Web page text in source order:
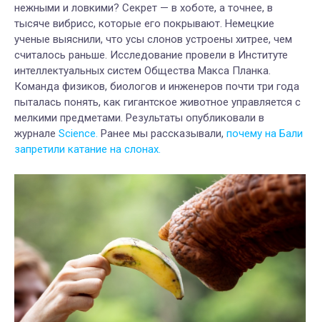
нежными и ловкими? Секрет — в хоботе, а точнее, в
тысяче вибрисс, которые его покрывают. Немецкие
ученые выяснили, что усы слонов устроены хитрее, чем
считалось раньше. Исследование провели в Институте
интеллектуальных систем Общества Макса Планка.
Команда физиков, биологов и инженеров почти три года
пыталась понять, как гигантское животное управляется с
мелкими предметами. Результаты опубликовали в
журнале Science. Ранее мы рассказывали, почему на Бали
запретили катание на слонах.